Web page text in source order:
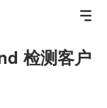
检测客户